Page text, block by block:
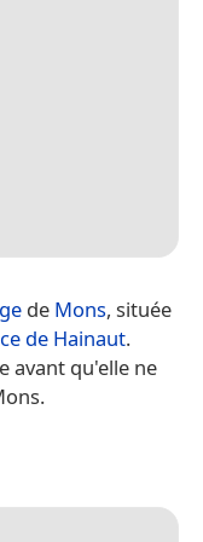
de Mons, située
de Hainaut.
avant qu'elle ne